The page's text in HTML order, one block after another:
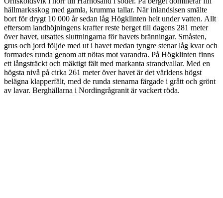
hällmarksskog med gamla, krumma tallar. När inlandsisen smälte
bort för drygt 10 000 år sedan låg Högklinten helt under vatten. Allt
eftersom landhöjningens krafter reste berget till dagens 281 meter
över havet, utsattes sluttningarna för havets bränningar. Småsten,
grus och jord följde med ut i havet medan tyngre stenar låg kvar och
formades runda genom att nötas mot varandra. På Högklinten finns
ett långsträckt och mäktigt fält med markanta strandvallar. Med en
högsta nivå på cirka 261 meter över havet är det världens högst
belägna klapperfält, med de runda stenarna färgade i grått och grönt
av lavar. Berghällarna i Nordingrågranit är vackert röda.